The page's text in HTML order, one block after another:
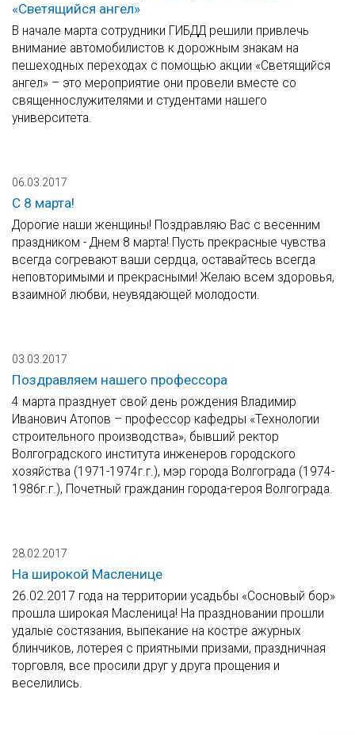
«Светящийся ангел»
В начале марта сотрудники ГИБДД решили привлечь
внимание автомобилистов к дорожным знакам на
пешеходных переходах с помощью акции «Светящийся
ангел» – это мероприятие они провели вместе со
священнослужителями и студентами нашего
университета.
06.03.2017
С 8 марта!
Дорогие наши женщины! Поздравляю Вас с весенним
праздником - Днем 8 марта! Пусть прекрасные чувства
всегда согревают ваши сердца, оставайтесь всегда
неповторимыми и прекрасными! Желаю всем здоровья,
взаимной любви, неувядающей молодости.
03.03.2017
Поздравляем нашего профессора
4 марта празднует свой день рождения Владимир
Иванович Атопов – профессор кафедры «Технологии
строительного производства», бывший ректор
Волгоградского института инженеров городского
хозяйства (1971-1974г.г.), мэр города Волгограда (1974-
1986г.г.), Почетный гражданин города-героя Волгограда.
28.02.2017
На широкой Масленице
26.02.2017 года на территории усадьбы «Сосновый бор»
прошла широкая Масленица! На праздновании прошли
удалые состязания, выпекание на костре ажурных
блинчиков, лотерея с приятными призами, праздничная
торговля, все просили друг у друга прощения и
веселились.